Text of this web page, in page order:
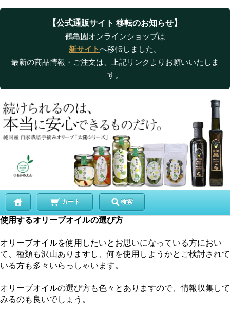
【公式通販サイト 移転のお知らせ】
鶴亀園オンラインショップは
新サイトへ移転しました。
最新の商品情報・ご注文は、上記リンクよりお願いいたしま
す。
カート 検索
使用するオリーブオイルの選び方
オリーブオイルを使用したいとお思いになっている方におい
て、種類も沢山ありますし、何を使用しようかとご検討されて
いる方も多々いらっしゃいます。
オリーブオイルの選び方も色々とありますので、情報収集して
みるのも良いでしょう。